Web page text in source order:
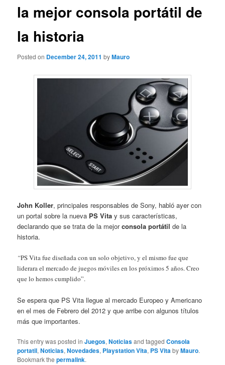
la mejor consola portátil de
la historia
Posted on December 24, 2011 byMauro
John Koller, principales responsables de Sony, habló ayer con
un portal sobre la nueva PS Vita y sus características,
declarando que se trata de la mejorconsola portátil de la
historia.
“PS Vita fue diseñada con un solo objetivo, y el mismo fue que
liderara el mercado de juegos móviles en los próximos 5 años. Creo
que lo hemos cumplido”.
Se espera que PS Vita llegue al mercado Europeo y Americano
en el mes de Febrero del 2012 y que arribe con algunos títulos
más que importantes.
This entry was posted inJuegos,Noticiasand taggedConsola
portatil,Noticias,Novedades, Playstation Vita, PS VitabyMauro.
Bookmark thepermalink.